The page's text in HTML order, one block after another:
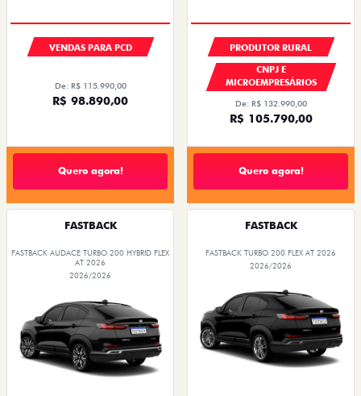
VENDAS PARA PCD
De: R$ 115.990,00
R$ 98.890,00
Quero agora!
PRODUTOR RURAL
CNPJ E
MICROEMPRESÁRIOS
De: R$ 132.990,00
R$ 105.790,00
Quero agora!
FASTBACK
FASTBACK AUDACE TURBO 200 HYBRID FLEX
AT 2026
2026/2026
FASTBACK
FASTBACK TURBO 200 FLEX AT 2026
2026/2026